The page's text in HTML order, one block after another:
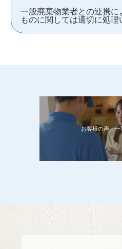
一般廃棄物業者との連携に
ものに関しては適切に処理
お客様の声、一